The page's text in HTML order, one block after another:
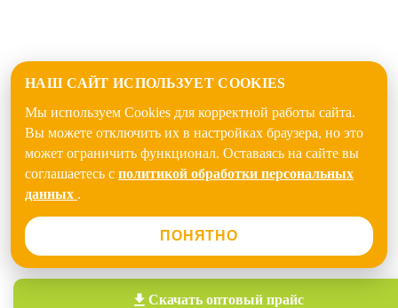
НАШ САЙТ ИСПОЛЬЗУЕТ COOKIES
Мы используем Cookies для корректной работы сайта.
Вы можете отключить их в настройках браузера, но это
может ограничить функционал. Оставаясь на сайте вы
соглашаетесь с политикой обработки персональных
данных .
ПОНЯТНО
Скачать оптовый прайс